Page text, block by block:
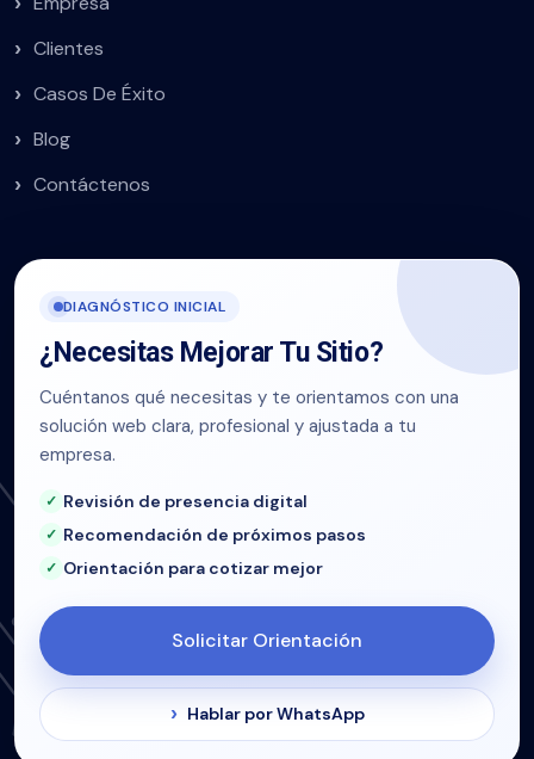
Clientes
Casos De Éxito
Blog
Contáctenos
DIAGNÓSTICO INICIAL
¿Necesitas Mejorar Tu Sitio?
Cuéntanos qué necesitas y te orientamos con una
solución web clara, profesional y ajustada a tu
empresa.
Revisión de presencia digital
Recomendación de próximos pasos
Orientación para cotizar mejor
Solicitar Orientación
Hablar por WhatsApp